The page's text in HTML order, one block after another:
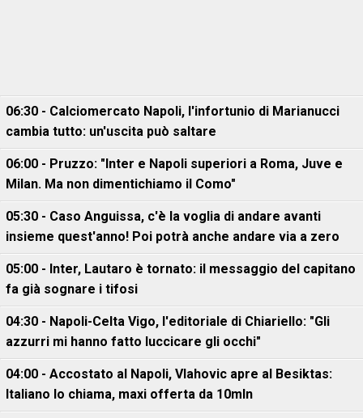
06:30 - Calciomercato Napoli, l'infortunio di Marianucci
cambia tutto: un'uscita può saltare
06:00 - Pruzzo: "Inter e Napoli superiori a Roma, Juve e
Milan. Ma non dimentichiamo il Como"
05:30 - Caso Anguissa, c'è la voglia di andare avanti
insieme quest'anno! Poi potrà anche andare via a zero
05:00 - Inter, Lautaro è tornato: il messaggio del capitano
fa già sognare i tifosi
04:30 - Napoli-Celta Vigo, l'editoriale di Chiariello: "Gli
azzurri mi hanno fatto luccicare gli occhi"
04:00 - Accostato al Napoli, Vlahovic apre al Besiktas:
Italiano lo chiama, maxi offerta da 10mln